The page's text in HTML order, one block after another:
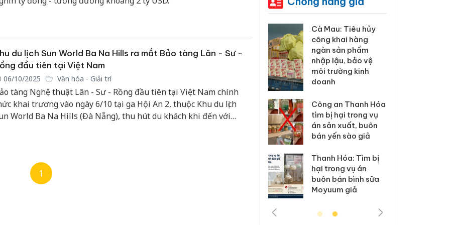
du lịch Sun World Ba Na Hills ra mắt Bảo tàng Lân - Sư -
đầu tiên tại Việt Nam
06/10/2025 Văn hóa - Giải trí
tàng Nghệ thuật Lân - Sư - Rồng đầu tiên tại Việt Nam chính
khai trương vào ngày 6/10 tại ga Hội An 2, thuộc Khu du lịch
World Ba Na Hills (Đà Nẵng), thu hút du khách khi đến với
1
công khai hàng
ngàn sản phẩm
nhập lậu, bảo vệ
môi trường kinh
doanh
Công an Thanh Hóa
tìm bị hại trong vụ
hại trong vụ án
buôn bán bình sữa
minh, xử lý sản
phẩm Slimaura
Lào Cai xử lý 83 vụ
vi phạm thương mại
trong tháng 7
Cà Mau: Tiêu hủy
công khai hàng
ngàn sản phẩm
nhập lậu, bảo vệ
môi trường kinh
Công an Thanh Hóa
tìm bị hại trong vụ
án sản xuất, buôn
bán yến sào giả
Thanh Hóa: Tìm bị
hại trong vụ án
buôn bán bình sữa
Moyuum giả
Khẩn trương xác
minh, xử lý sản
phẩm Slimaura
Care x3 sử dụng
giấy phép giả mạo
vi phạm thương mại
trong tháng 7
kinh doanh bán
hàng giả mạo nhãn
hiệu Adidas, Nike